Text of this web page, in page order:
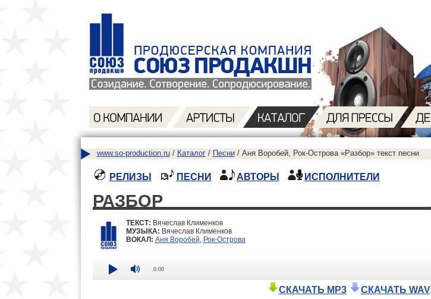
www.so-production.ru/ Каталог/ Песни/ Аня Воробей, Рок-Острова «Разбор» текст песни
РЕЛИЗЫ ПЕСНИ АВТОРЫ ИСПОЛНИТЕЛИ
РАЗБОР
ТЕКСТ: Вячеслав Клименков
МУЗЫКА: Вячеслав Клименков
ВОКАЛ: Аня Воробей Рок-Острова
0:00
СКАЧАТЬ MP3 СКАЧАТЬ WAV